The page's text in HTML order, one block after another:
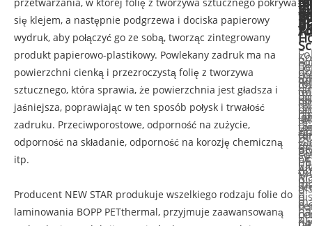
się klejem, a następnie podgrzewa i dociska papierowy
wydruk, aby połączyć go ze sobą, tworząc zintegrowany
produkt papierowo-plastikowy. Powlekany zadruk ma na
powierzchni cienką i przezroczystą folię z tworzywa
sztucznego, która sprawia, że ​​powierzchnia jest gładsza i
jaśniejsza, poprawiając w ten sposób połysk i trwałość
zadruku. Przeciwporostowe, odporność na zużycie,
odporność na składanie, odporność na korozję chemiczną
itp.
Producent NEW STAR produkuje wszelkiego rodzaju folie do
laminowania BOPP PETthermal, przyjmuje zaawansowaną
do
Or
o
do
o
do
o
do
z
o
do
o
do
na
z
do
o
do
o